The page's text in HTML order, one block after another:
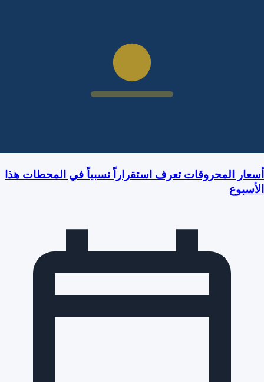
أسعار المحروقات تعرف استقراراً نسبياً في المحطات هذا
الأسبوع